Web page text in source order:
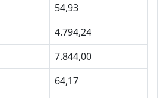
54,93
4.794,24
7.844,00
64,17